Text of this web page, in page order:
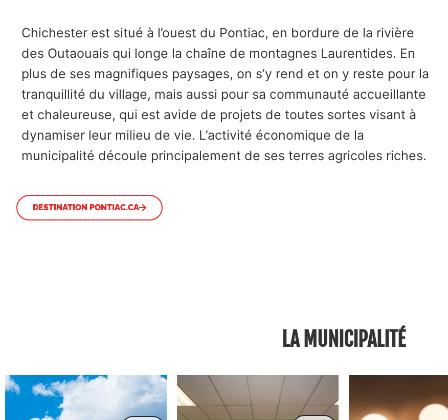
Chichester est situé à l’ouest du Pontiac, en bordure de la rivière
des Outaouais qui longe la chaîne de montagnes Laurentides. En
plus de ses magnifiques paysages, on s’y rend et on y reste pour la
tranquillité du village, mais aussi pour sa communauté accueillante
et chaleureuse, qui est avide de projets de toutes sortes visant à
dynamiser leur milieu de vie. L’activité économique de la
municipalité découle principalement de ses terres agricoles riches.
DESTINATION PONTIAC.CA
LA MUNICIPALITÉ